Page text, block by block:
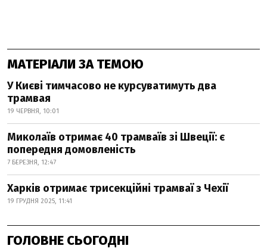
МАТЕРІАЛИ ЗА ТЕМОЮ
У Києві тимчасово не курсуватимуть два
трамвая
19 ЧЕРВНЯ, 10:01
Миколаїв отримає 40 трамваїв зі Швеції: є
попередня домовленість
7 БЕРЕЗНЯ, 12:47
Харків отримає трисекційні трамваї з Чехії
19 ГРУДНЯ 2025, 11:41
ГОЛОВНЕ СЬОГОДНІ